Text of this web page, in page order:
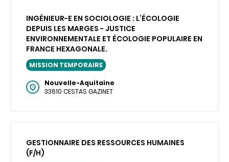
INGÉNIEUR-E EN SOCIOLOGIE : L’ÉCOLOGIE
DEPUIS LES MARGES - JUSTICE
ENVIRONNEMENTALE ET ÉCOLOGIE POPULAIRE EN
FRANCE HEXAGONALE.
MISSION TEMPORAIRE
Nouvelle-Aquitaine
33610 CESTAS GAZINET
GESTIONNAIRE DES RESSOURCES HUMAINES
(F/H)